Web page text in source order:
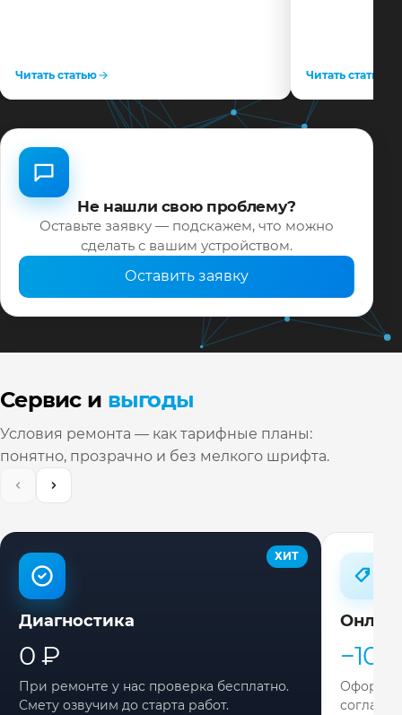
Читать статью Читать статью
Не нашли свою проблему?
Оставьте заявку — подскажем, что можно
сделать с вашим устройством.
Оставить заявку
Сервис и выгоды
Условия ремонта — как тарифные планы:
понятно, прозрачно и без мелкого шрифта.
ХИТ
Диагностика
0 ₽
При ремонте у нас проверка бесплатно.
Смету озвучим до старта работ.
−10%